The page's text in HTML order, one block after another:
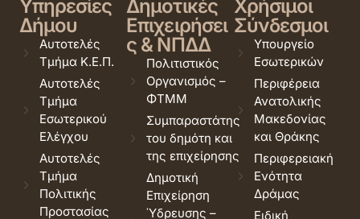
Υπηρεσίες
Δήμου
Αυτοτελές
Τμήμα Κ.Ε.Π.
Αυτοτελές
Τμήμα
Εσωτερικού
Ελέγχου
Αυτοτελές
Τμήμα
Πολιτικής
Προστασίας
Δημοτικές
Επιχειρήσει
ς & ΝΠΔΔ
Πολιτιστικός
Οργανισμός –
ΦΤΜΜ
Συμπαραστάτης
του δημότη και
της επιχείρησης
Δημοτική
Επιχείρηση
Ύδρευσης –
Χρήσιμοι
Σύνδεσμοι
Υπουργείο
Εσωτερικών
Περιφέρεια
Ανατολικής
Μακεδονίας
και Θράκης
Περιφερειακή
Ενότητα
Δράμας
Ειδική